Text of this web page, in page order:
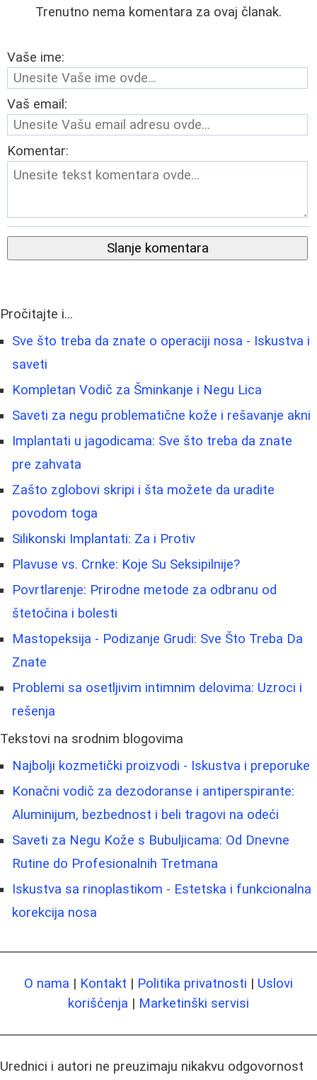
Trenutno nema komentara za ovaj članak.
Vaše ime:
Vaš email:
Komentar:
Slanje komentara
Pročitajte i...
Sve što treba da znate o operaciji nosa - Iskustva i
saveti
Kompletan Vodič za Šminkanje i Negu Lica
Saveti za negu problematične kože i rešavanje akni
Implantati u jagodicama: Sve što treba da znate
pre zahvata
Zašto zglobovi skripi i šta možete da uradite
povodom toga
Silikonski Implantati: Za i Protiv
Plavuse vs. Crnke: Koje Su Seksipilnije?
Povrtlarenje: Prirodne metode za odbranu od
štetočina i bolesti
Mastopeksija - Podizanje Grudi: Sve Što Treba Da
Znate
Problemi sa osetljivim intimnim delovima: Uzroci i
rešenja
Tekstovi na srodnim blogovima
Najbolji kozmetički proizvodi - Iskustva i preporuke
Konačni vodič za dezodoranse i antiperspirante:
Aluminijum, bezbednost i beli tragovi na odeći
Saveti za Negu Kože s Bubuljicama: Od Dnevne
Rutine do Profesionalnih Tretmana
Iskustva sa rinoplastikom - Estetska i funkcionalna
korekcija nosa
O nama | Kontakt | Politika privatnosti | Uslovi
korišćenja | Marketinški servisi
Urednici i autori ne preuzimaju nikakvu odgovornost